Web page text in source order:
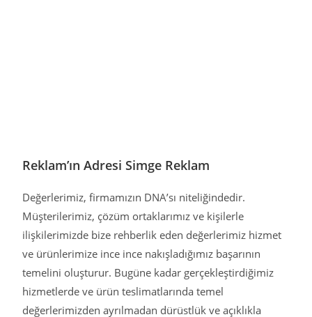
Reklam’ın Adresi Simge Reklam
Değerlerimiz, firmamızın DNA’sı niteliğindedir.
Müşterilerimiz, çözüm ortaklarımız ve kişilerle
ilişkilerimizde bize rehberlik eden değerlerimiz hizmet
ve ürünlerimize ince ince nakışladığımız başarının
temelini oluşturur. Bugüne kadar gerçekleştirdiğimiz
hizmetlerde ve ürün teslimatlarında temel
değerlerimizden ayrılmadan dürüstlük ve açıklıkla